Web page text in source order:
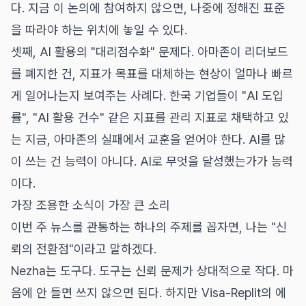
다. 지금 이 논의에 참여하지 않으면, 나중에 정해진 표준
을 따라야 하는 위치에 놓일 수 있다.
셋째, AI 활용의 "대리점수화" 문제다. 아마존이 리더보드
를 폐지한 건, 지표가 목표를 대체하는 현상이 얼마나 빠르
게 일어나는지 보여주는 사례다. 한국 기업들이 "AI 도입
률", "AI 활용 건수" 같은 지표를 관리 지표로 채택하고 있
는 지금, 아마존의 실패에서 교훈을 얻어야 한다. AI를 많
이 쓰는 건 능력이 아니다. AI로 무엇을 달성했는가가 능력
이다.
가장 조용한 소식이 가장 큰 소리
이번 주 뉴스를 관통하는 하나의 주제를 꼽자면, 나는 "신
뢰의 전환점"이라고 말하겠다.
Nezha는 도구다. 도구는 신뢰 문제가 상대적으로 작다. 마
음에 안 들면 쓰지 않으면 된다. 하지만 Visa-Replit의 에